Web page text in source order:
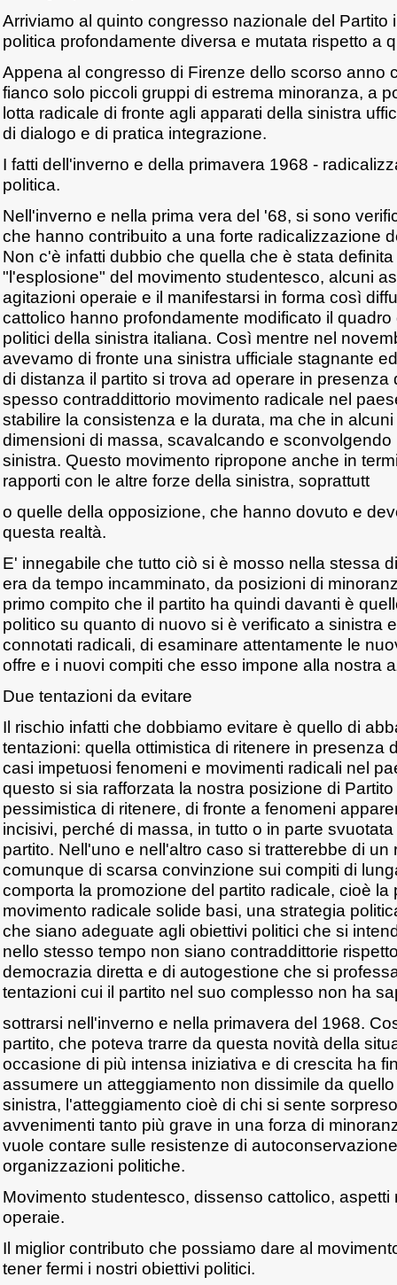
Arriviamo al quinto congresso nazionale del Partito
politica profondamente diversa e mutata rispetto a
Appena al congresso di Firenze dello scorso anno
fianco solo piccoli gruppi di estrema minoranza, a
lotta radicale di fronte agli apparati della sinistra
di dialogo e di pratica integrazione.
I fatti dell'inverno e della primavera 1968 -
politica.
Nell'inverno e nella prima vera del '68, si sono
che hanno contribuito a una forte radicalizzazione
Non c'è infatti dubbio che quella che è stata
"l'esplosione" del movimento studentesco, alcuni
agitazioni operaie e il manifestarsi in forma così
cattolico hanno profondamente modificato il
politici della sinistra italiana. Così mentre nel
avevamo di fronte una sinistra ufficiale stagnante
di distanza il partito si trova ad operare in presenza
spesso contraddittorio movimento radicale nel
stabilire la consistenza e la durata, ma che in
dimensioni di massa, scavalcando e sconvolgendo
sinistra. Questo movimento ripropone anche in
rapporti con le altre forze della sinistra, soprattutt
o quelle della opposizione, che hanno dovuto e
questa realtà.
E' innegabile che tutto ciò si è mosso nella stessa
era da tempo incamminato, da posizioni di
primo compito che il partito ha quindi davanti è
politico su quanto di nuovo si è verificato a sinistra
connotati radicali, di esaminare attentamente le
offre e i nuovi compiti che esso impone alla nostra
Due tentazioni da evitare
Il rischio infatti che dobbiamo evitare è quello di
tentazioni: quella ottimistica di ritenere in presenza
casi impetuosi fenomeni e movimenti radicali nel
questo si sia rafforzata la nostra posizione di
pessimistica di ritenere, di fronte a fenomeni
incisivi, perché di massa, in tutto o in parte
partito. Nell'uno e nell'altro caso si tratterebbe di un
comunque di scarsa convinzione sui compiti di
comporta la promozione del partito radicale, cioè la
movimento radicale solide basi, una strategia
che siano adeguate agli obiettivi politici che si
nello stesso tempo non siano contraddittorie
democrazia diretta e di autogestione che si
tentazioni cui il partito nel suo complesso non ha
sottrarsi nell'inverno e nella primavera del 1968.
partito, che poteva trarre da questa novità della
occasione di più intensa iniziativa e di crescita ha
assumere un atteggiamento non dissimile da
sinistra, l'atteggiamento cioè di chi si sente
avvenimenti tanto più grave in una forza di
vuole contare sulle resistenze di
organizzazioni politiche.
Movimento studentesco, dissenso cattolico, aspetti
operaie.
Il miglior contributo che possiamo dare al
tener fermi i nostri obiettivi politici.